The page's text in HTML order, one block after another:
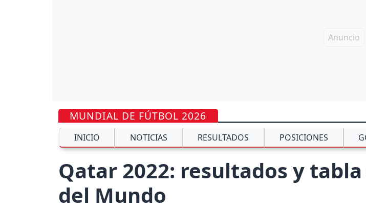
MUNDIAL DE FÚTBOL 2026
INICIO NOTICIAS RESULTADOS POSICIONES
Qatar 2022: resultados y
del Mundo